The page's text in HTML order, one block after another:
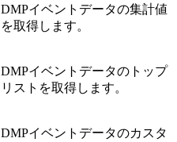
DMPイベントデータの集計値
を取得します。
DMPイベントデータのトップ
リストを取得します。
DMPイベントデータのカスタ